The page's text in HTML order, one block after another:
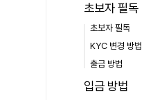
초보자 필독
초보자 필독
KYC 변경 방법
출금 방법
입금 방법